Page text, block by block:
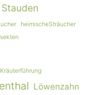
heimischeSträucher
Kräuterführung
Löwenzahn